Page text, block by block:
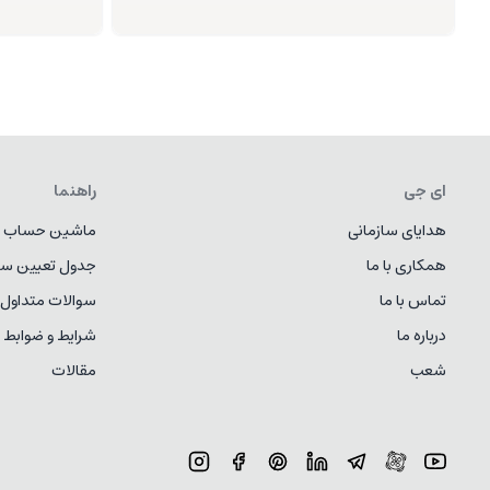
ای جی
هدایای سازمانی
همکاری با ما
تماس با ما
درباره ما
شعب
راهنما
ماشین حساب
جدول تعیین
سوالات متداول
شرایط و ضوابط
مقالات